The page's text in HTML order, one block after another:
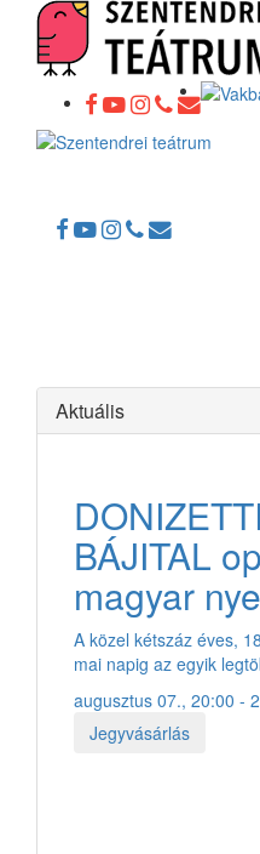
Aktuális
BÁJITAL
magyar
A közel kétszáz éves,
mai napig az egyik
augusztus 07., 20:00 -
Jegyvásárlás